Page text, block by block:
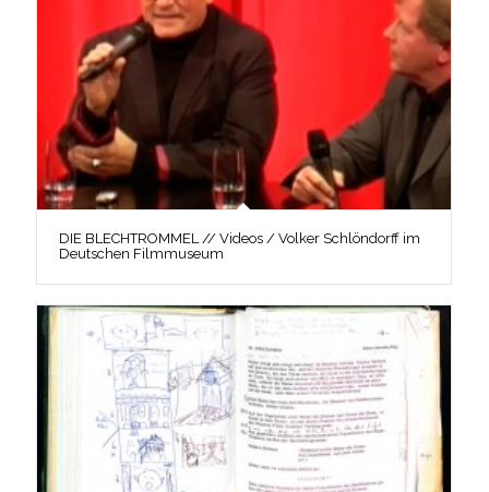
DIE BLECHTROMMEL // Videos / Volker Schlöndorff im
Deutschen Filmmuseum